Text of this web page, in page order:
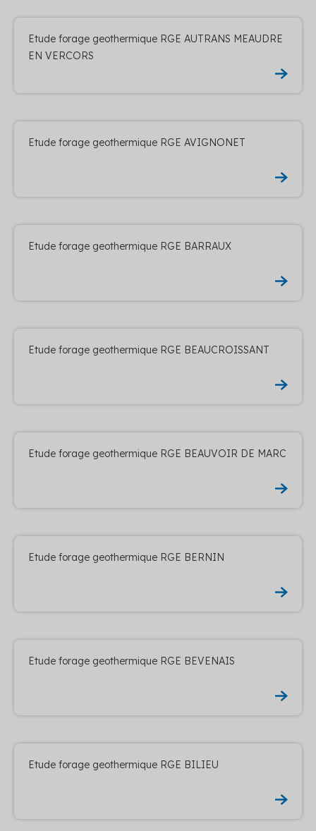
Etude forage geothermique RGE AUTRANS MEAUDRE
EN VERCORS
Etude forage geothermique RGE AVIGNONET
Etude forage geothermique RGE BARRAUX
Etude forage geothermique RGE BEAUCROISSANT
Etude forage geothermique RGE BEAUVOIR DE MARC
Etude forage geothermique RGE BERNIN
Etude forage geothermique RGE BEVENAIS
Etude forage geothermique RGE BILIEU